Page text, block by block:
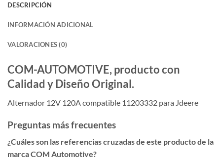
DESCRIPCIÓN
INFORMACIÓN ADICIONAL
VALORACIONES (0)
COM-AUTOMOTIVE, producto con
Calidad y Diseño Original.
Alternador 12V 120A compatible 11203332 para Jdeere
Preguntas más frecuentes
¿Cuáles son las referencias cruzadas de este producto de la
marca COM Automotive?